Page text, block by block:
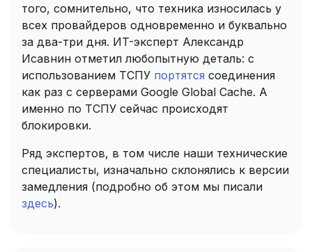
того, сомнительно, что техника износилась у
всех провайдеров одновременно и буквально
за два-три дня. ИT-эксперт Александр
Исавнин отметил любопытную деталь: с
использованием ТСПУ портятся соединения
как раз c серверами Google Global Cache. А
именно по ТСПУ сейчас происходят
блокировки.
Ряд экспертов, в том числе наши технические
специалисты, изначально склонялись к версии
замедления (подробно об этом мы писали
здесь).